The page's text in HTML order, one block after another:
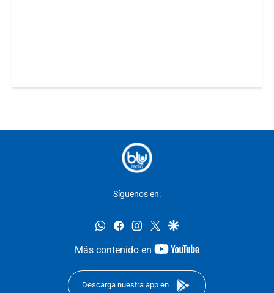
Síguenos en:
whatsappfacebookinstagram
twittergoogle
Más contenido en
youtube-
Descarga nuestra app en